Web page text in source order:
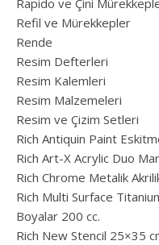
Rapido ve Çini
Refil ve Mürekkepler
Rende
Resim Defterleri
Resim Kalemleri
Resim Malzemeleri
Resim ve Çizim Setleri
Rich Antiquin Paint
Rich Art-X Acrylic Duo
Rich Chrome Metalik
Rich Multi Surface
Boyalar 200 cc.
Rich New Stencil 25×35